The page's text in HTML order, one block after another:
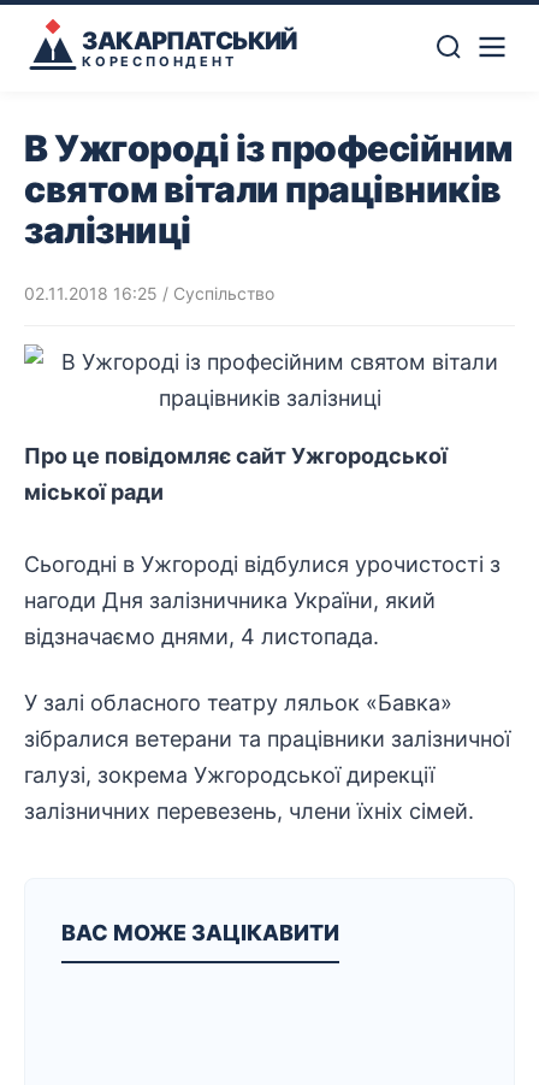
ЗАКАРПАТСЬКИЙ
КОРЕСПОНДЕНТ
В Ужгороді із професійним
святом вітали працівників
залізниці
02.11.2018 16:25 / Суспільство
Про це повідомляє сайт Ужгородської
міської ради
Сьогодні в Ужгороді відбулися урочистості з
нагоди Дня залізничника України, який
відзначаємо днями, 4 листопада.
У залі обласного театру ляльок «Бавка»
зібралися ветерани та працівники залізничної
галузі, зокрема Ужгородської дирекції
залізничних перевезень, члени їхніх сімей.
ВАС МОЖЕ ЗАЦІКАВИТИ